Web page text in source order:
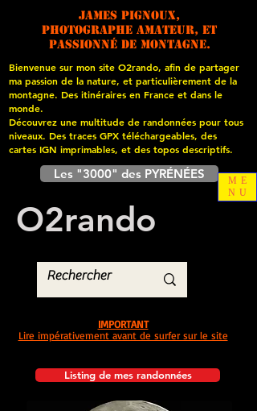
James PIGNOUX,
photographe amateur, et
passionné de montagne.
Bienvenue sur mon site O2rando, afin de partager
ma passion de la nature, et particulièrement de la
montagne. Des itinéraires en France et dans le
monde.
Découvrez une multitude de randonnées pour tous
niveaux. Des traces GPX téléchargeables, des
cartes IGN imprimables, et des topos descriptifs.
Les "3000" des PYRÉNÉES
O2rando
Listing de mes randonnées
IMPORTANT
Lire impérativement avant de surfer sur le site
ME
NU